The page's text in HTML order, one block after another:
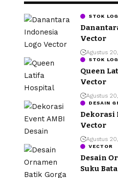
STOK
Vector
Agustus
STOK
Queen
Vector
Agustus
DESAIN
Dekorasi
Vector
Agustus
VECTOR
Desain
Suku